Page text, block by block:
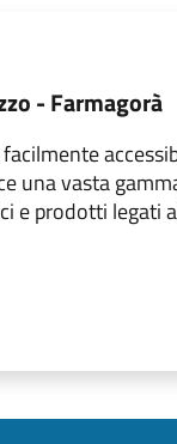
- Farmagorà
una vasta
e prodotti legati